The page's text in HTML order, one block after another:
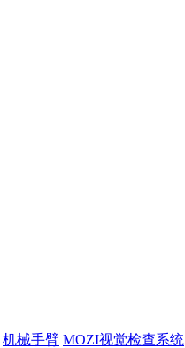
机械手臂 MOZI视觉检查系统